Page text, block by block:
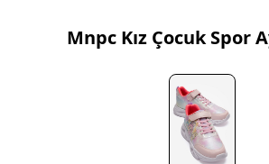
Mnpc Kız Çocuk Spor